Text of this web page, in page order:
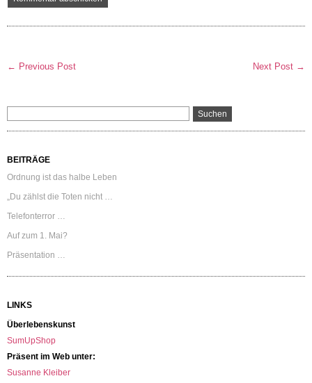
← Previous Post Next Post →
BEITRÄGE
Ordnung ist das halbe Leben
„Du zählst die Toten nicht …
Telefonterror …
Auf zum 1. Mai?
Präsentation …
LINKS
Überlebenskunst
SumUpShop
Präsent im Web unter:
Susanne Kleiber